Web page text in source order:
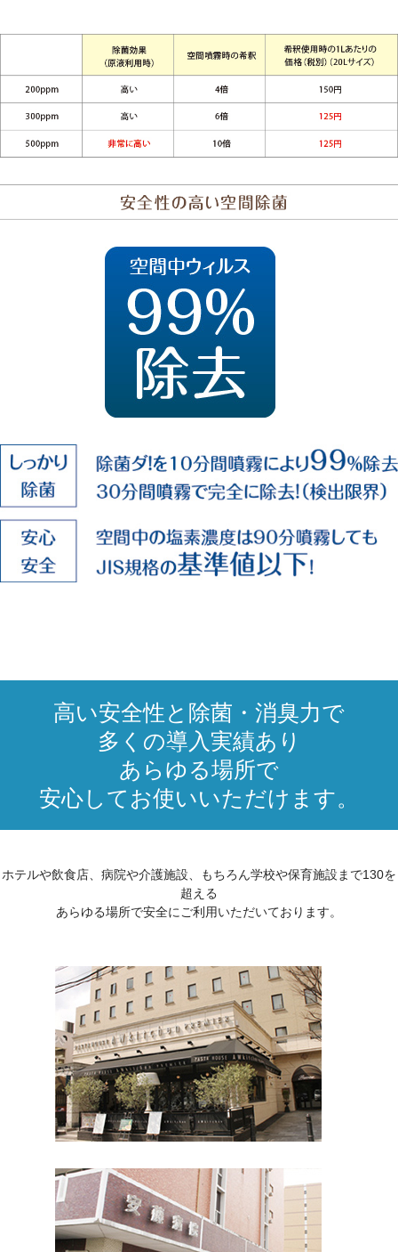
高い安全性と除菌・消臭力で
多くの導入実績あり
あらゆる場所で
安心してお使いいただけます。
ホテルや飲食店、病院や介護施設、もちろん学校や保育施設まで130を
超える
あらゆる場所で安全にご利用いただいております。